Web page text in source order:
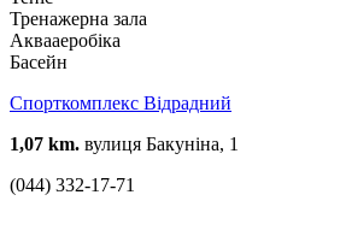
Тренажерна зала
Аквааеробіка
Басейн
Спорткомплекс Відрадний
1,07 km. вулиця Бакуніна, 1
(044) 332-17-71